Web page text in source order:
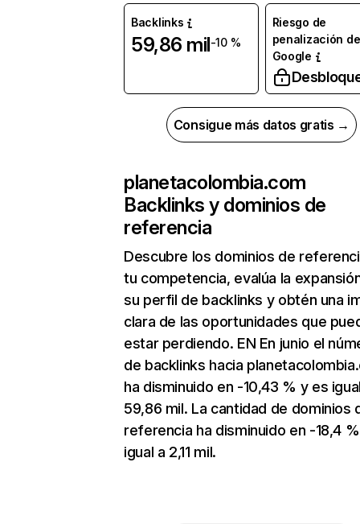
Backlinks
59,86 mil-10 %
Riesgo de
penalización de
Google
Consigue más datos gratis →
planetacolombia.com
Backlinks y dominios de
referencia
Descubre los dominios de
tu competencia, evalúa la
su perfil de backlinks y obtén una
clara de las oportunidades que
estar perdiendo. EN En junio el
de backlinks hacia
ha disminuido en -10,43 % y es
59,86 mil. La cantidad de dominios
referencia ha disminuido en -18,4
igual a 2,11 mil.